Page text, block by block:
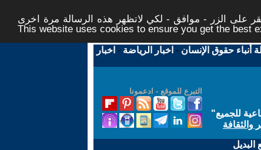
على الزر - موافق - لكي لاتظهر هذه الرسالة مرة اخرى -
This website uses cookies to ensure you get the best
أنباء حقوق الإنسان - اخبار الرياضة - اخبار
التبرع للموقع - ادعمونا
للجميع"
والثقافة
البديل